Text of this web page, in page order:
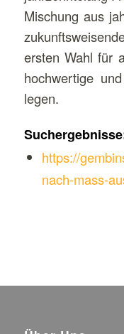
Mischung aus
ersten Wahl für
hochwertige
legen.
https://
nach-mass-